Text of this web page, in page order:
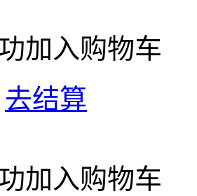
加入购物车
去结算
加入购物车